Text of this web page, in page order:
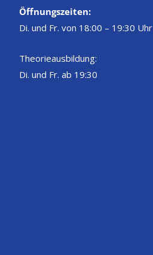
Öffnungszeiten:
Di. und Fr. von 18:00 – 19:30 Uhr
Theorieausbildung:
Di. und Fr. ab 19:30